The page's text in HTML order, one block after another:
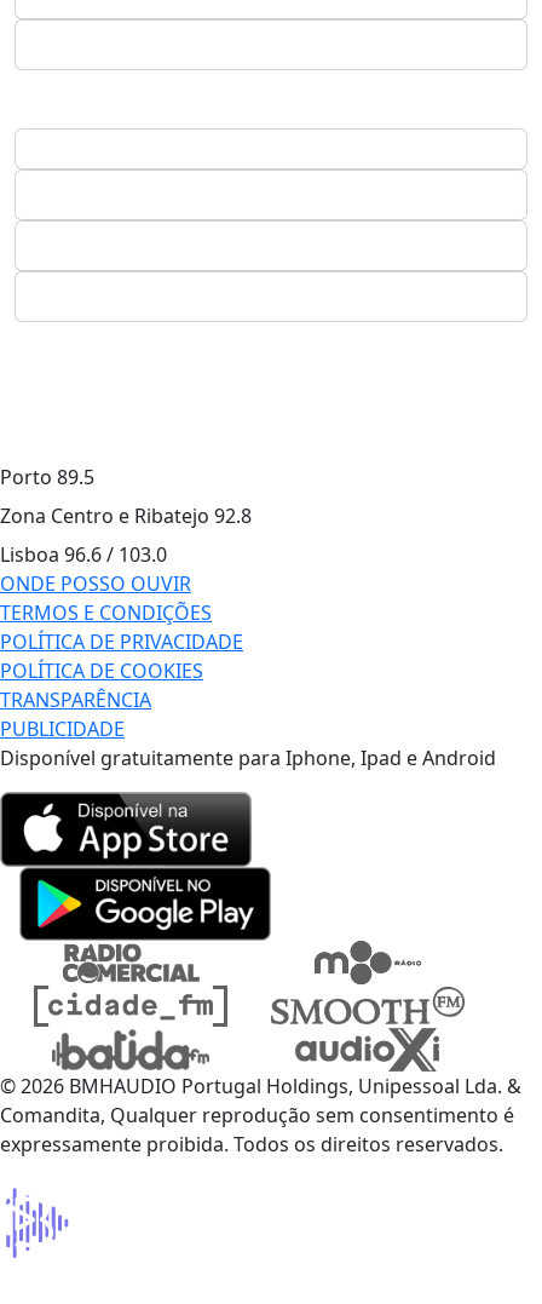
Porto 89.5
Zona Centro e Ribatejo 92.8
Lisboa 96.6 / 103.0
ONDE POSSO OUVIR
TERMOS E CONDIÇÕES
POLÍTICA DE PRIVACIDADE
POLÍTICA DE COOKIES
TRANSPARÊNCIA
PUBLICIDADE
Disponível gratuitamente para Iphone, Ipad e Android
© 2026 BMHAUDIO Portugal Holdings, Unipessoal Lda. &
Comandita, Qualquer reprodução sem consentimento é
expressamente proibida. Todos os direitos reservados.